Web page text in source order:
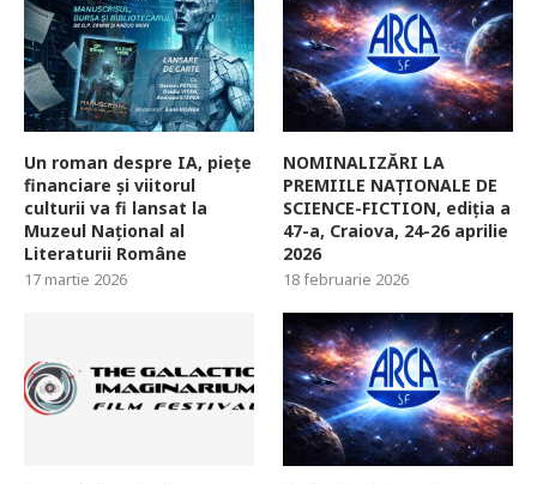
Un roman despre IA, piețe
financiare și viitorul
culturii va fi lansat la
Muzeul Național al
Literaturii Române
17 martie 2026
NOMINALIZĂRI LA
PREMIILE NAȚIONALE DE
SCIENCE-FICTION, ediția a
47-a, Craiova, 24-26 aprilie
2026
18 februarie 2026